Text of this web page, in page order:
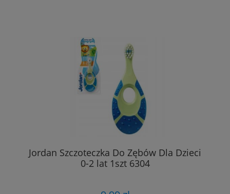
Jordan Szczoteczka Do Zębów Dla Dzieci
0-2 lat 1szt 6304